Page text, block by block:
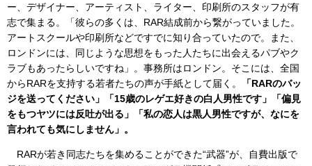
ー、デザイナー、アーティスト、ライター、印刷所のスタッフが有
志で集まる。「彼らの多くは、RAR結成前から繋がっていました。
アートスクールや印刷所などですでに知り合っていたので。また、
ロンドンには、同じような思想をもった人たちに出会えるパブやク
ラブもあったらしいですね」。事務所はロンドン。そこには、全国
からRARを支持する若者たちの声が手紙として届く。
「RARのバッ
ジを送ってください」「15歳のレゲエ好きの白人男性です」「偏見
をもつヤツには反吐が出る」「私の恋人は黒人男性ですが、なにを
言われても気にしません」。
RARが若き同志たちを集めることができた“武器”が、自費出版で